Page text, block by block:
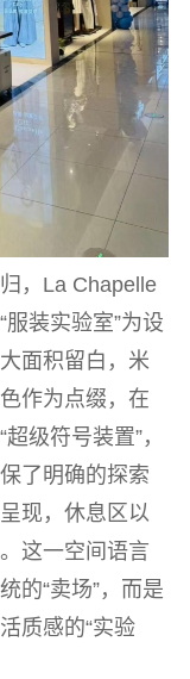
，La Chapelle
装实验室”为设
面积留白，米
作为点缀，在
级符号装置”，
了明确的探索
现，休息区以
这一空间语言
的“卖场”，而是
质感的“实验